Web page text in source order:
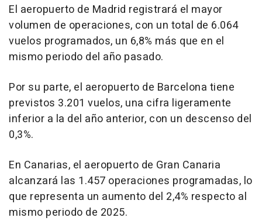
El aeropuerto de Madrid registrará el mayor
volumen de operaciones, con un total de 6.064
vuelos programados, un 6,8% más que en el
mismo periodo del año pasado.
Por su parte, el aeropuerto de Barcelona tiene
previstos 3.201 vuelos, una cifra ligeramente
inferior a la del año anterior, con un descenso del
0,3%.
En Canarias, el aeropuerto de Gran Canaria
alcanzará las 1.457 operaciones programadas, lo
que representa un aumento del 2,4% respecto al
mismo periodo de 2025.